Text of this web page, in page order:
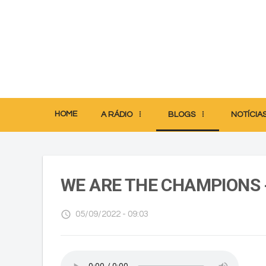
HOME A RÁDIO BLOGS
WE ARE THE CHAMPIONS
access_time 05/09/2022 - 09:03